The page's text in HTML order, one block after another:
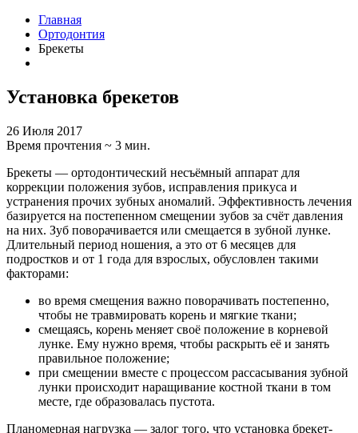
Главная
Ортодонтия
Брекеты
Установка брекетов
26 Июля 2017
Время прочтения ~ 3 мин.
Брекеты — ортодонтический несъёмный аппарат для
коррекции положения зубов, исправления прикуса и
устранения прочих зубных аномалий. Эффективность лечения
базируется на постепенном смещении зубов за счёт давления
на них. Зуб поворачивается или смещается в зубной лунке.
Длительный период ношения, а это от 6 месяцев для
подростков и от 1 года для взрослых, обусловлен такими
факторами:
во время смещения важно поворачивать постепенно,
чтобы не травмировать корень и мягкие ткани;
смещаясь, корень меняет своё положение в корневой
лунке. Ему нужно время, чтобы раскрыть её и занять
правильное положение;
при смещении вместе с процессом рассасывания зубной
лунки происходит наращивание костной ткани в том
месте, где образовалась пустота.
Планомерная нагрузка — залог того, что установка брекет-